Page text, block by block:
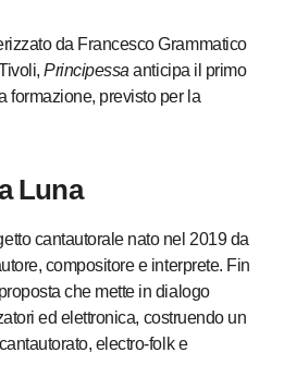
da Francesco Grammatico
Principessa anticipa il primo
formazione, previsto per la
Luna
cantautorale nato nel 2019 da
compositore e interprete. Fin
che mette in dialogo
ed elettronica, costruendo un
electro-folk e